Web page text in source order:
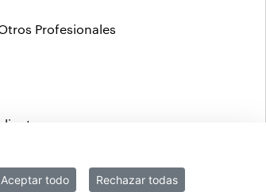
Profesionales
ASG PSD2
Aceptar todo Rechazar todas